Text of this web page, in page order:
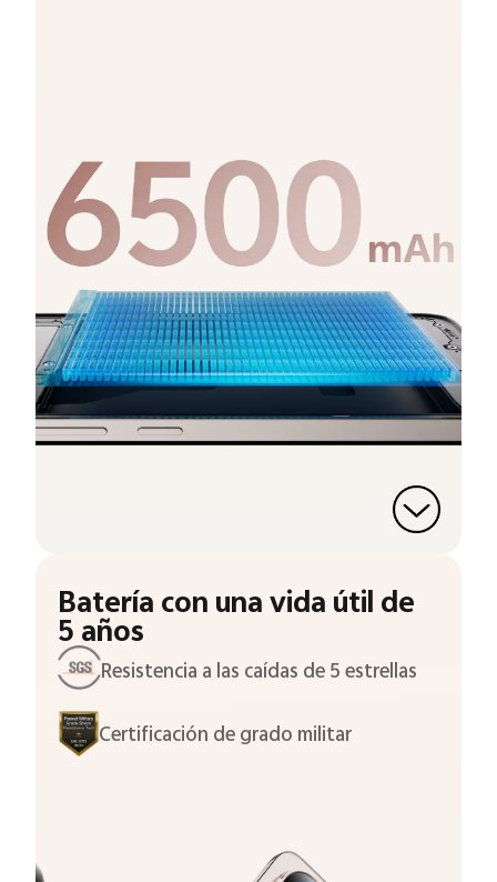
Batería con una vida útil de
5 años
Resistencia a las caídas de 5 estrellas
Certificación de grado militar